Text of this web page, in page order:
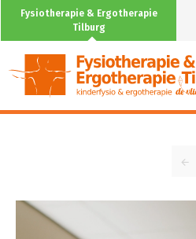
Fysiotherapie & Ergotherapie
Tilburg